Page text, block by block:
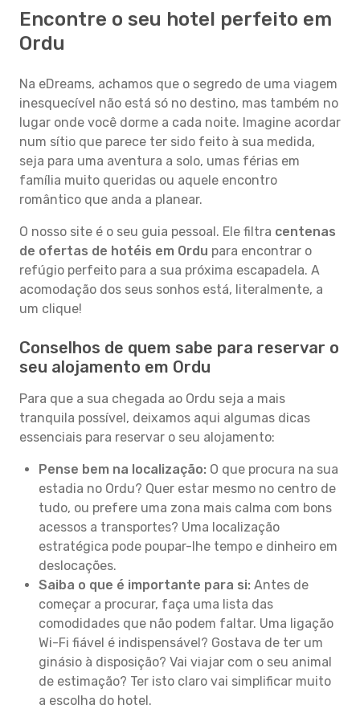
Encontre o seu hotel perfeito em
Ordu
Na eDreams, achamos que o segredo de uma viagem
inesquecível não está só no destino, mas também no
lugar onde você dorme a cada noite. Imagine acordar
num sítio que parece ter sido feito à sua medida,
seja para uma aventura a solo, umas férias em
família muito queridas ou aquele encontro
romântico que anda a planear.
O nosso site é o seu guia pessoal. Ele filtra centenas
de ofertas de hotéis em Ordu para encontrar o
refúgio perfeito para a sua próxima escapadela. A
acomodação dos seus sonhos está, literalmente, a
um clique!
Conselhos de quem sabe para reservar o
seu alojamento em Ordu
Para que a sua chegada ao Ordu seja a mais
tranquila possível, deixamos aqui algumas dicas
essenciais para reservar o seu alojamento:
Pense bem na localização: O que procura na sua
estadia no Ordu? Quer estar mesmo no centro de
tudo, ou prefere uma zona mais calma com bons
acessos a transportes? Uma localização
estratégica pode poupar-lhe tempo e dinheiro em
deslocações.
Saiba o que é importante para si: Antes de
começar a procurar, faça uma lista das
comodidades que não podem faltar. Uma ligação
Wi-Fi fiável é indispensável? Gostava de ter um
ginásio à disposição? Vai viajar com o seu animal
de estimação? Ter isto claro vai simplificar muito
a escolha do hotel.